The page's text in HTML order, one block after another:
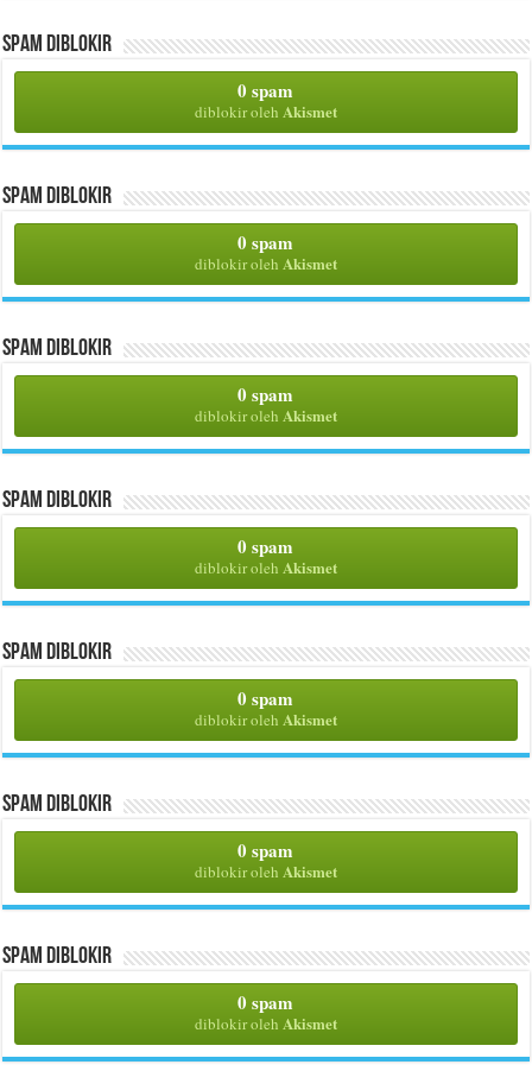
Spam Diblokir
0 spam
diblokir oleh Akismet
Spam Diblokir
0 spam
diblokir oleh Akismet
Spam Diblokir
0 spam
diblokir oleh Akismet
Spam Diblokir
0 spam
diblokir oleh Akismet
Spam Diblokir
0 spam
diblokir oleh Akismet
Spam Diblokir
0 spam
diblokir oleh Akismet
Spam Diblokir
0 spam
diblokir oleh Akismet